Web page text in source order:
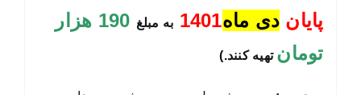
پایان دی ماه1401 به مبلغ
190 هزار
تومان تهیه کنند.)